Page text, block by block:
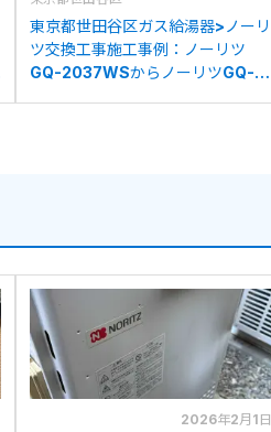
東京都世田谷区ガス給湯器>ノーリ
ツ交換工事施工事例：ノーリツ
GQ-2037WSからノーリツGQ-
2026年2月1日